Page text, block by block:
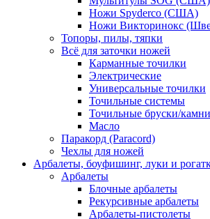
Ножи Spyderco (США)
Ножи Викторинокс
Топоры, пилы, тяпки
Всё для заточки ножей
Карманные точилки
Электрические
Универсальные точилки
Точильные системы
Точильные бруски/камни
Масло
Паракорд (Paracord)
Чехлы для ножей
Арбалеты, боуфишинг, луки и
Арбалеты
Блочные арбалеты
Рекурсивные арбалеты
Арбалеты-пистолеты